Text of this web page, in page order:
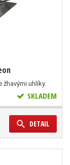
žhavými uhlíky.
SKLADEM
DETAIL